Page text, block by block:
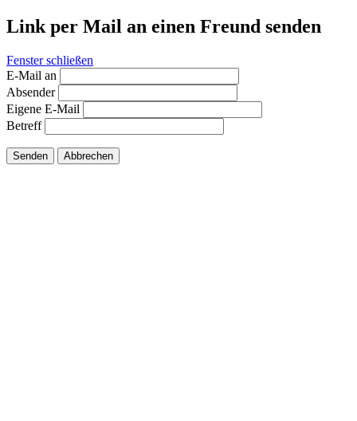
Link per Mail an einen Freund senden
Fenster schließen
E-Mail an
Absender
Eigene E-Mail
Betreff
Senden Abbrechen